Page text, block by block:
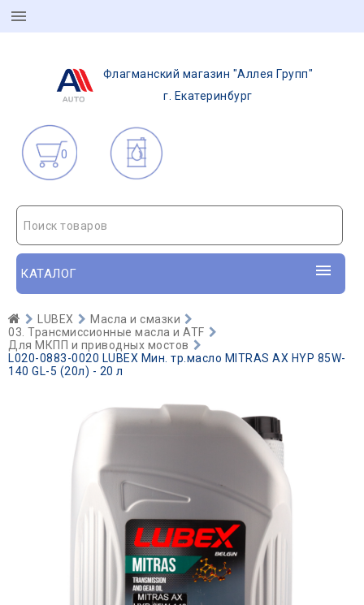
Флагманский магазин "Аллея Групп"
г. Екатеринбург
0
Поиск товаров
КАТАЛОГ
LUBEX
Масла и смазки
03. Трансмиссионные масла и ATF
Для МКПП и приводных мостов
L020-0883-0020 LUBEX Мин. тр.масло MITRAS AX HYP 85W-
140 GL-5 (20л) - 20 л